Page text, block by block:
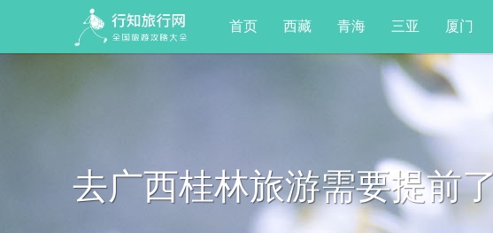
首页 西藏 青海 三亚 厦门
去广西桂林旅游需要提前